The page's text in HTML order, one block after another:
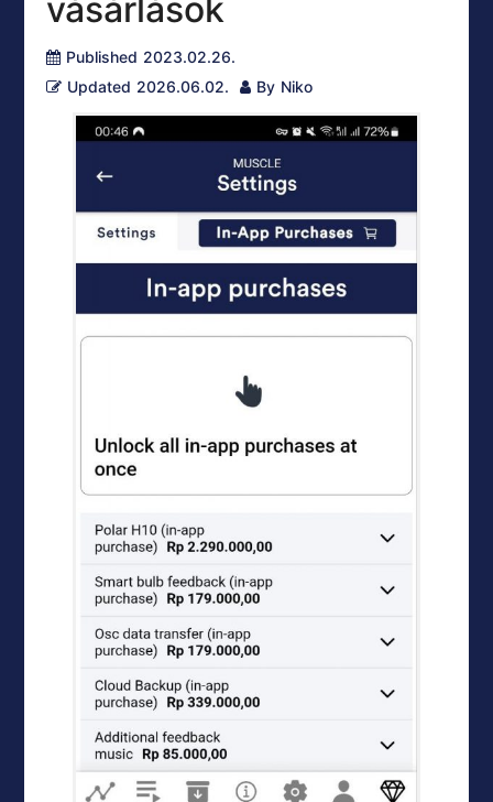
vásárlások
Published 2023.02.26.
Updated 2026.06.02. By Niko